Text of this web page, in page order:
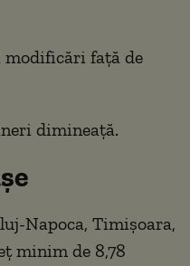
față de
dimineață.
Napoca, Timișoara,
minim de 8,78